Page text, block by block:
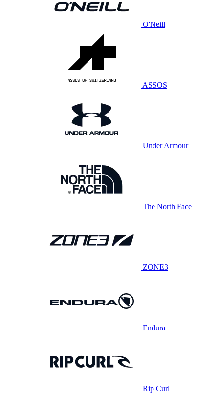
O'Neill
ASSOS
Under Armour
The North Face
ZONE3
Endura
Rip Curl